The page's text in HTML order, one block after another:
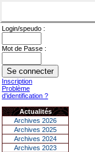
Login/speudo :
Mot de Passe :
Inscription
Problème
d'identification ?
Actualités
Archives 2026
Archives 2025
Archives 2024
Archives 2023